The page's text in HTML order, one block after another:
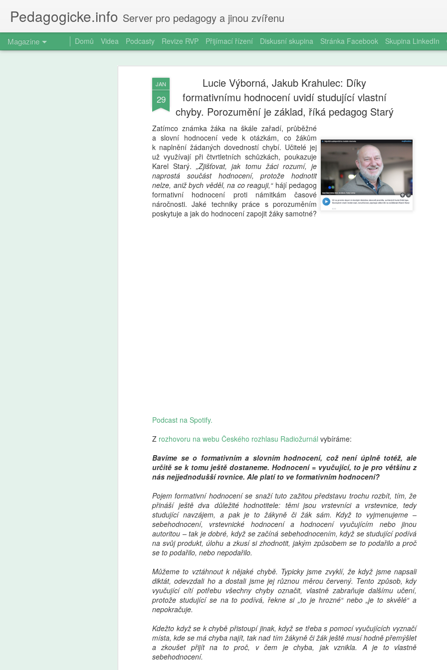
JAN
29
Lucie Výborná, Jakub Krahulec: Díky
formativnímu hodnocení uvidí studující vlastní
chyby. Porozumění je základ, říká pedagog Starý
Zatímco známka žáka na škále zařadí, průběžné
a slovní hodnocení vede k otázkám, co žákům
k naplnění žádaných dovedností chybí. Učitelé jej
už využívají při čtvrtletních schůzkách, poukazuje
Karel Starý.„Zjišťovat, jak tomu žáci rozumí, je
naprostá součást hodnocení, protože hodnotit
nelze, aniž bych věděl, na co reaguji,“hájí pedagog
formativní hodnocení proti námitkám časové
náročnosti. Jaké techniky práce s porozuměním
poskytuje a jak do hodnocení zapojit žáky samotné?
Podcast na Spotify.
Z rozhovoru na webu Českého rozhlasu Radiožurnál vybíráme:
Bavíme se o formativním a slovním hodnocení, což není úplně totéž, ale
určitě se k tomu ještě dostaneme. Hodnocení = vyučující, to je pro většinu z
nás nejjednodušší rovnice. Ale platí to ve formativním hodnocení?
Pojem formativní hodnocení se snaží tuto zažitou představu trochu rozbít, tím, že
přináší ještě dva důležité hodnotitele: těmi jsou vrstevníci a vrstevnice, tedy
studující navzájem, a pak je to žákyně či žák sám. Když to vyjmenujeme –
sebehodnocení, vrstevnické hodnocení a hodnocení vyučujícím nebo jinou
autoritou – tak je dobré, když se začíná sebehodnocením, když se studující podívá
na svůj produkt, úlohu a zkusí si zhodnotit, jakým způsobem se to podařilo a proč
se to podařilo, nebo nepodařilo.
Můžeme to vztáhnout k nějaké chybě. Typicky jsme zvyklí, že když jsme napsali
diktát, odevzdali ho a dostali jsme jej různou měrou červený. Tento způsob, kdy
vyučující cítí potřebu všechny chyby označit, vlastně zabraňuje dalšímu učení,
protože studující se na to podívá, řekne si „to je hrozné“ nebo „je to skvělé“ a
nepokračuje.
Kdežto když se k chybě přistoupí jinak, když se třeba s pomocí vyučujících vyznačí
místa, kde se má chyba najít, tak nad tím žákyně či žák ještě musí hodně přemýšlet
a zkoušet přijít na to proč, v čem je chyba, jak vznikla. A je to vlastně
sebehodnocení.
Pedagogicke.info Server pro pedagogy a jinou zvířenu
Magazine Domů Videa Podcasty Revize RVP Přijímací řízení Diskusní skupina Stránka Facebook Skupina LinkedIn
6
Milan
zkratek:
občanství)
Zazvonil zvonec a
Markéta Lankašová:
zachovat přípravné
třídy. Je to chaos,
stěžují si ředitelé škol
Přípravné třídy pomáhají dětem
s přechodem ze školky do
základní školy. Od roku 2029
zaniknout, ministr školství Plaga
chce však rozhodnutí zrušit
a přípravky zachovat. Ředitelé
škol i odborníci to vítají, jen jim
vadí zatím nejasná koncepce.
AUG
Jaroslav Mašek:
význam lidské výchovy
v době dětských AI
společníků
Jak u dětí rozvíjet vztahy,
zvídavost a celoživotní učení
v éře AI? Renomovaná pediatrička
své nové knize, která je
základním průvodcem nejen pro
rodiče.
AUG
24. 8.: Online
(bez omáčky a
nesmyslů)
Jak smysluplně zapojit umělou
inteligenci do tvorby a aktualizace
ŠVP? Online workshop je určený
bezpečně a s reálným dopadem.
Získáte: konkrétní scénáře využití
AI ve ŠVP, přehled rizik a jak je
řídit, ukázky využitelné ihned ve
6
kterých věda dobře ví, ale vy možná ne
Šestý den dovolené, prší. Táta si po snídani otevře mobil. Přišel mail
z práce — nic hrozného, ale bude to průšvih a vyřešit se to teď nedá.
Zavře mobil, neřekne nic. Jen si sedne a začne mlčky skládat plavky,
Zeptá se ještě jednou, ostřeji. Táta odpoví ještě kratší větou.